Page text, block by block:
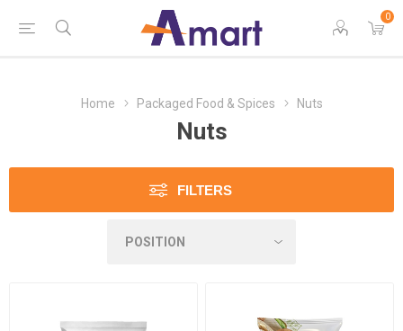
0
Home Packaged Food & Spices Nuts
Nuts
FILTERS